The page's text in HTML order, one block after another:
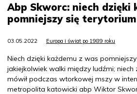
Abp Skworc: niech dzięki
pomniejszy się
03.05.2022 Europa i świat po 1989 roku
Niech dzięki każdemu z was
jakiejkolwiek walki między ludźmi;
mówił podczas wtorkowej mszy w
metropolita katowicki abp Wiktor